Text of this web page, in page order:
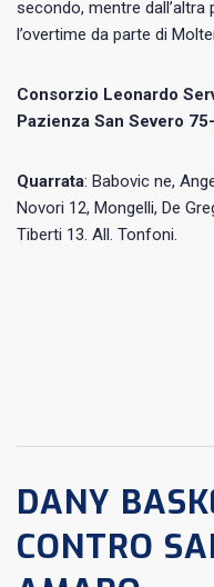
secondo, mentre
l’overtime da parte di
Consorzio Leonardo
Pazienza San Severo
Quarrata: Babovic ne,
Novori 12, Mongelli, De
Tiberti 13. All. Tonfoni.
DANY
CONTRO